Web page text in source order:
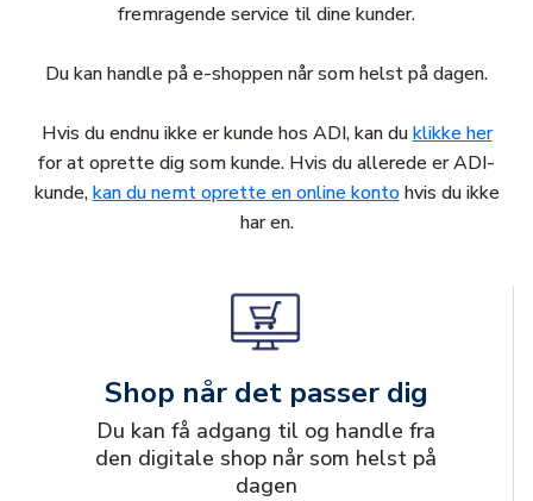
fremragende service til dine kunder.
Du kan handle på e-shoppen når som helst på dagen.
Hvis du endnu ikke er kunde hos ADI, kan duklikke her
for at oprette dig som kunde. Hvis du allerede er ADI-
kunde,kan du nemt oprette en online konto hvis du ikke
har en.
Shop når det passer dig
Du kan få adgang til og handle fra
den digitale shop når som helst på
dagen